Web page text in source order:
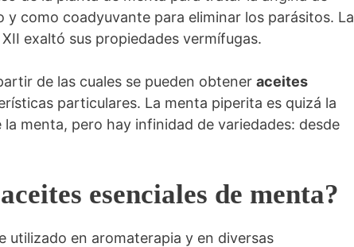
como coadyuvante para eliminar los parásitos. La
exaltó sus propiedades vermífugas.
de las cuales se pueden obtener aceites
particulares. La menta piperita es quizá la
menta, pero hay infinidad de variedades: desde
esenciales de menta?
utilizado en aromaterapia y en diversas